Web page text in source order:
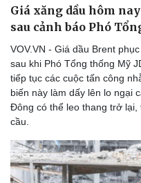
Giá xăng dầu hôm
sau cảnh báo Phó
VOV.VN - Giá dầu Brent
sau khi Phó Tổng thống Mỹ
tiếp tục các cuộc tấn công
biến này làm dấy lên lo ngại
Đông có thể leo thang trở lại,
cầu.